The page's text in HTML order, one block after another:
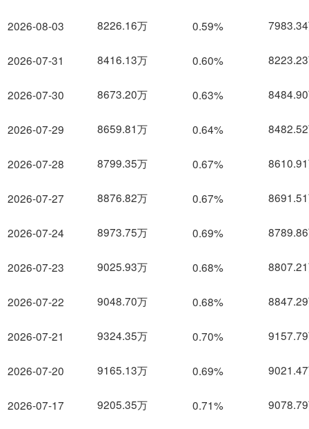
2026-08-03
2026-07-31
2026-07-30
2026-07-29
2026-07-28
2026-07-27
2026-07-24
2026-07-23
2026-07-22
2026-07-21
2026-07-20
2026-07-17
8226.16万 0.59%
8416.13万 0.60%
8673.20万 0.63%
8659.81万 0.64%
8799.35万 0.67%
8876.82万 0.67%
8973.75万 0.69%
9025.93万 0.68%
9048.70万 0.68%
9324.35万 0.70%
9165.13万 0.69%
9205.35万 0.71%